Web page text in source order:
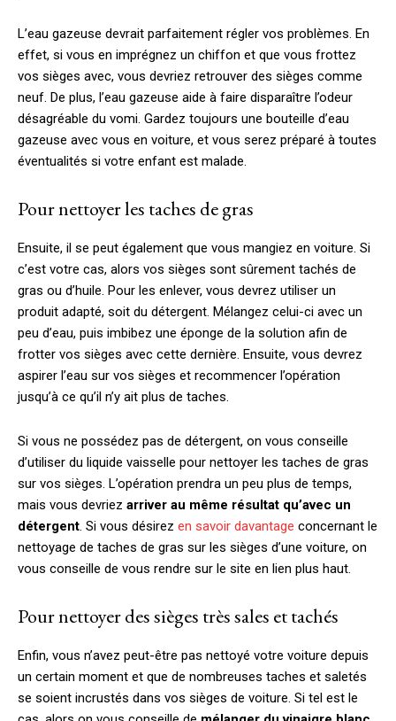
L’eau gazeuse devrait parfaitement régler vos problèmes. En
effet, si vous en imprégnez un chiffon et que vous frottez
vos sièges avec, vous devriez retrouver des sièges comme
neuf. De plus, l’eau gazeuse aide à faire disparaître l’odeur
désagréable du vomi. Gardez toujours une bouteille d’eau
gazeuse avec vous en voiture, et vous serez préparé à toutes
éventualités si votre enfant est malade.
Pour nettoyer les taches de gras
Ensuite, il se peut également que vous mangiez en voiture. Si
c’est votre cas, alors vos sièges sont sûrement tachés de
gras ou d’huile. Pour les enlever, vous devrez utiliser un
produit adapté, soit du détergent. Mélangez celui-ci avec un
peu d’eau, puis imbibez une éponge de la solution afin de
frotter vos sièges avec cette dernière. Ensuite, vous devrez
aspirer l’eau sur vos sièges et recommencer l’opération
jusqu’à ce qu’il n’y ait plus de taches.
Si vous ne possédez pas de détergent, on vous conseille
d’utiliser du liquide vaisselle pour nettoyer les taches de gras
sur vos sièges. L’opération prendra un peu plus de temps,
mais vous devriez arriver au même résultat qu’avec un
détergent. Si vous désirez en savoir davantage concernant le
nettoyage de taches de gras sur les sièges d’une voiture, on
vous conseille de vous rendre sur le site en lien plus haut.
Pour nettoyer des sièges très sales et tachés
Enfin, vous n’avez peut-être pas nettoyé votre voiture depuis
un certain moment et que de nombreuses taches et saletés
se soient incrustés dans vos sièges de voiture. Si tel est le